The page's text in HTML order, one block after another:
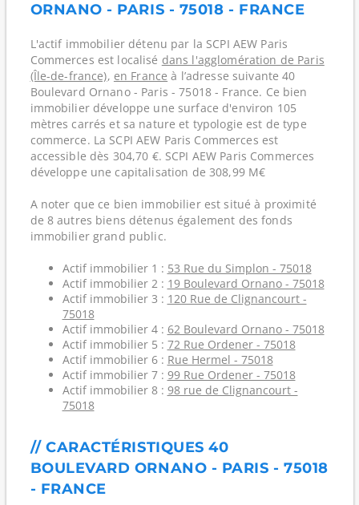
ORNANO - PARIS - 75018 - FRANCE
L'actif immobilier détenu par la SCPI AEW Paris
Commerces est localisé dans l'agglomération de Paris
(Île-de-france), en France à l’adresse suivante 40
Boulevard Ornano - Paris - 75018 - France. Ce bien
immobilier développe une surface d'environ 105
mètres carrés et sa nature et typologie est de type
commerce. La SCPI AEW Paris Commerces est
accessible dès 304,70 €. SCPI AEW Paris Commerces
développe une capitalisation de 308,99 M€
A noter que ce bien immobilier est situé à proximité
de 8 autres biens détenus également des fonds
immobilier grand public.
Actif immobilier 1 : 53 Rue du Simplon - 75018
Actif immobilier 2 : 19 Boulevard Ornano - 75018
Actif immobilier 3 : 120 Rue de Clignancourt -
75018
Actif immobilier 4 : 62 Boulevard Ornano - 75018
Actif immobilier 5 : 72 Rue Ordener - 75018
Actif immobilier 6 : Rue Hermel - 75018
Actif immobilier 7 : 99 Rue Ordener - 75018
Actif immobilier 8 : 98 rue de Clignancourt -
75018
// CARACTÉRISTIQUES 40
BOULEVARD ORNANO - PARIS - 75018
- FRANCE